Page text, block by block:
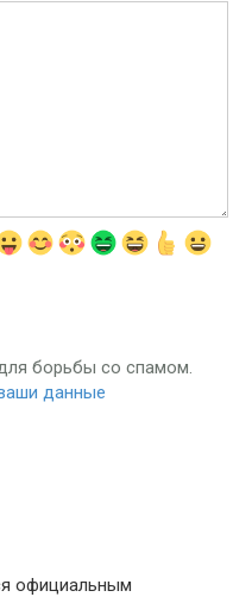
борьбы со спамом.
данные
официальным